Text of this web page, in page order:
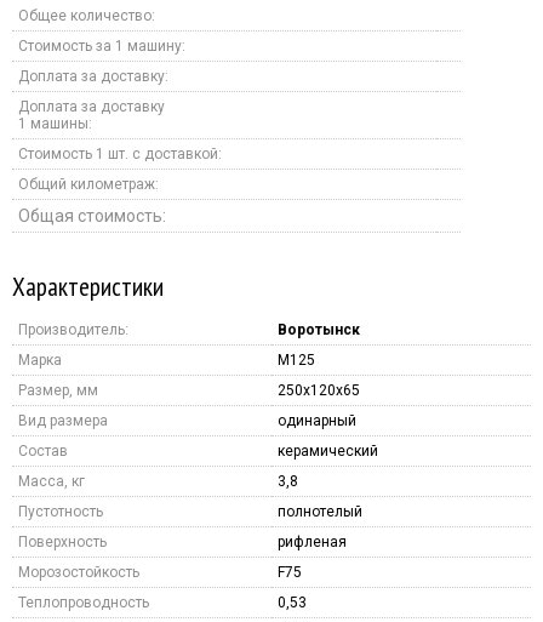
Общее количество:
Стоимость за 1 машину:
Доплата за доставку:
Доплата за доставку
1 машины:
Стоимость 1 шт. с доставкой:
Общий километраж:
Общая стоимость:
Характеристики
Производитель:
Воротынск
Марка
M125
Размер, мм
250x120x65
Вид размера
одинарный
Состав
керамический
Масса, кг
3,8
Пустотность
полнотелый
Поверхность
рифленая
Морозостойкость
F75
Теплопроводность
0,53